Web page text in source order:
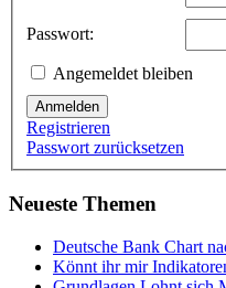
Passwort:
Angemeldet bleiben
Anmelden
Registrieren
Passwort zurücksetzen
Neueste Themen
Deutsche Bank Chart
Könnt ihr mir